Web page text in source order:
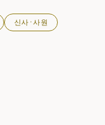
신사·사원